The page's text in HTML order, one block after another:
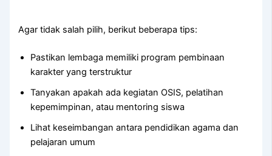
Agar tidak salah pilih, berikut beberapa tips:
Pastikan lembaga memiliki program pembinaan
karakter yang terstruktur
Tanyakan apakah ada kegiatan OSIS, pelatihan
kepemimpinan, atau mentoring siswa
Lihat keseimbangan antara pendidikan agama dan
pelajaran umum